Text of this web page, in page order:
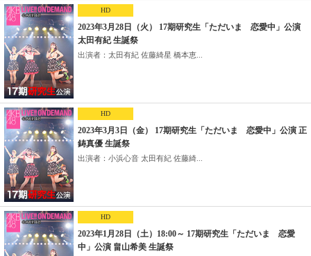
HD
2023年3月28日（火） 17期研究生「ただいま 恋愛中」公演
太田有紀 生誕祭
出演者：太田有紀 佐藤綺星 橋本恵...
HD
2023年3月3日（金） 17期研究生「ただいま 恋愛中」公演 正
鋳真優 生誕祭
出演者：小浜心音 太田有紀 佐藤綺...
HD
2023年1月28日（土）18:00～ 17期研究生「ただいま 恋愛
中」公演 畠山希美 生誕祭